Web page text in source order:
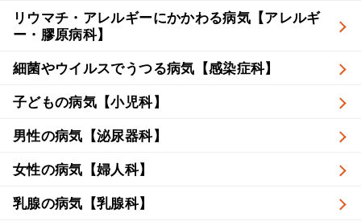
リウマチ・アレルギーにかかわる病気【アレルギ
ー・膠原病科】
細菌やウイルスでうつる病気【感染症科】
子どもの病気【小児科】
男性の病気【泌尿器科】
女性の病気【婦人科】
乳腺の病気【乳腺科】